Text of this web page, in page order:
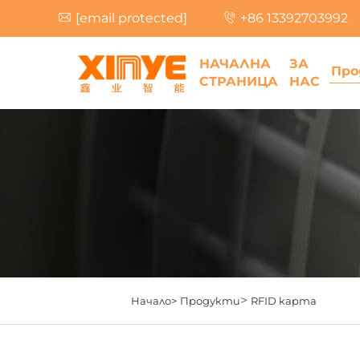
[email protected] +86 13392703992
НАЧАЛНА
СТРАНИЦА
ЗА
НАС
Начало> Продукти> RFID карта